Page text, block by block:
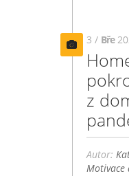
3 / Bře
z
Autor:
Motivace